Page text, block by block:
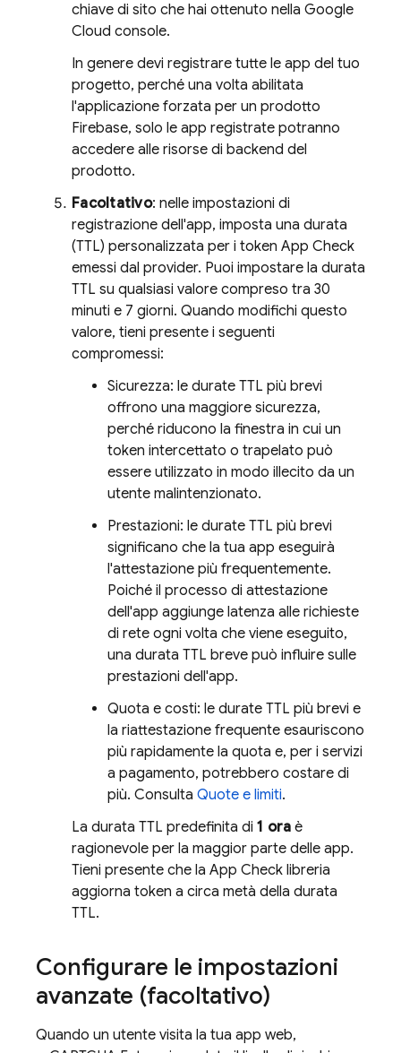
chiave di sito che hai ottenuto nella Google
Cloud console.
In genere devi registrare tutte le app del tuo
progetto, perché una volta abilitata
l'applicazione forzata per un prodotto
Firebase, solo le app registrate potranno
accedere alle risorse di backend del
prodotto.
Facoltativo: nelle impostazioni di
registrazione dell'app, imposta una durata
(TTL) personalizzata per i token App Check
emessi dal provider. Puoi impostare la durata
TTL su qualsiasi valore compreso tra 30
minuti e 7 giorni. Quando modifichi questo
valore, tieni presente i seguenti
compromessi:
Sicurezza: le durate TTL più brevi
offrono una maggiore sicurezza,
perché riducono la finestra in cui un
token intercettato o trapelato può
essere utilizzato in modo illecito da un
utente malintenzionato.
Prestazioni: le durate TTL più brevi
significano che la tua app eseguirà
l'attestazione più frequentemente.
Poiché il processo di attestazione
dell'app aggiunge latenza alle richieste
di rete ogni volta che viene eseguito,
una durata TTL breve può influire sulle
prestazioni dell'app.
Quota e costi: le durate TTL più brevi e
la riattestazione frequente esauriscono
più rapidamente la quota e, per i servizi
a pagamento, potrebbero costare di
più. Consulta Quote e limiti.
La durata TTL predefinita di 1 ora è
ragionevole per la maggior parte delle app.
Tieni presente che la App Check libreria
aggiorna token a circa metà della durata
TTL.
Configurare le impostazioni
avanzate (facoltativo)
Quando un utente visita la tua app web,